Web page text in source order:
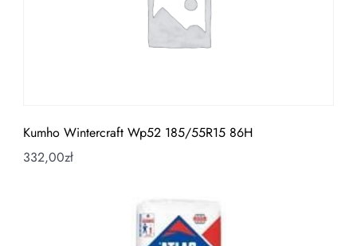
Kumho Wintercraft Wp52 185/55R15 86H
332,00zł